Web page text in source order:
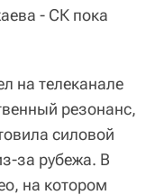
- СК пока
на телеканале
резонанс,
силовой
за рубежа. В
на котором